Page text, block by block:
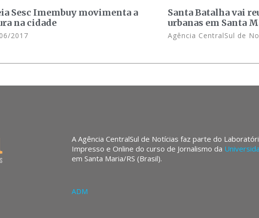
Sesc Imembuy movimenta a
na cidade
2017
Santa Batalha vai
urbanas em Santa
Agência CentralSul de
A Agência CentralSul de Notícias faz parte do
Impresso e Online do curso de Jornalismo da
em Santa Maria/RS (Brasil).
ADM